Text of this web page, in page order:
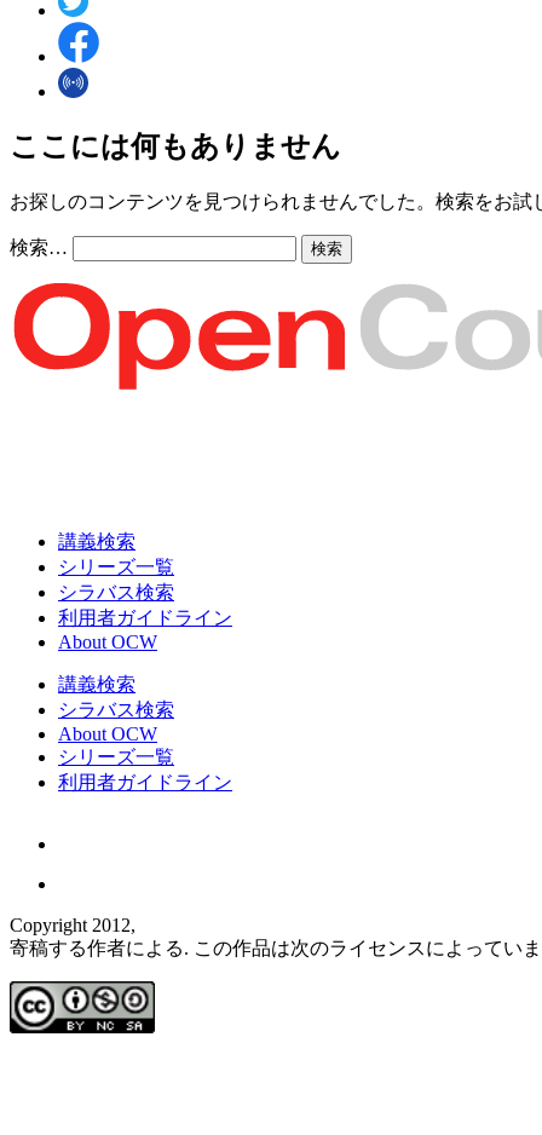
ここには何もありません
お探しのコンテンツを見つけられませんでした。検索をお試
検索…
講義検索
シリーズ一覧
シラバス検索
利用者ガイドライン
About OCW
講義検索
シラバス検索
About OCW
シリーズ一覧
利用者ガイドライン
Copyright 2012,
寄稿する作者による. この作品は次のライセンスによってい